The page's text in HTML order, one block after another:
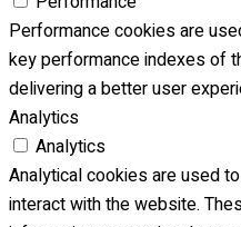
Performance cookies are
key performance indexes of
delivering a better user
Analytics
Analytics
Analytical cookies are used
interact with the website.